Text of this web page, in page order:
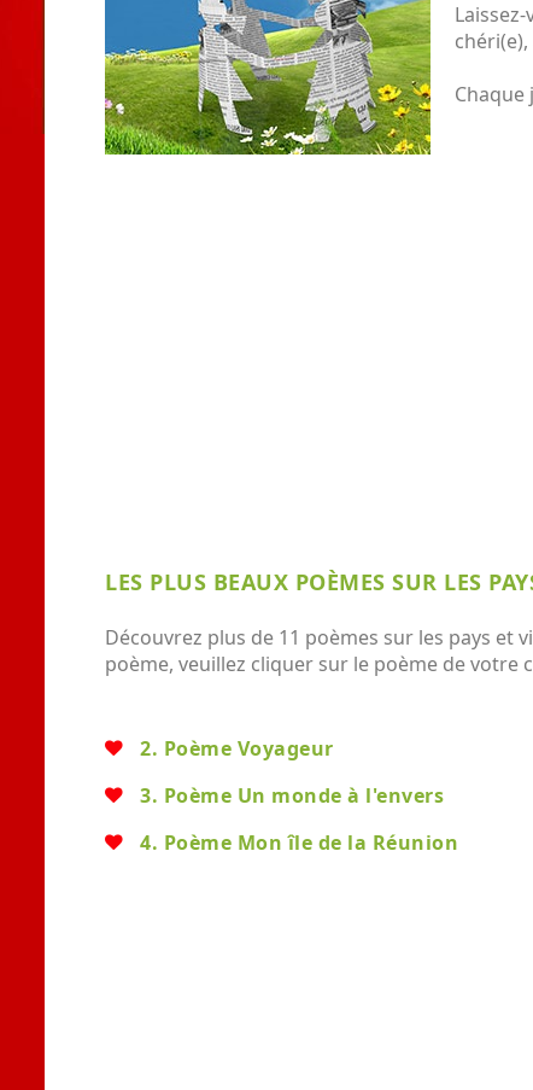
LES PLUS BEAUX POÈMES SUR LES
Découvrez plus de 11 poèmes sur les pays et
poème, veuillez cliquer sur le poème de votre
2. Poème Voyageur
3. Poème Un monde à l'envers
4. Poème Mon île de la Réunion